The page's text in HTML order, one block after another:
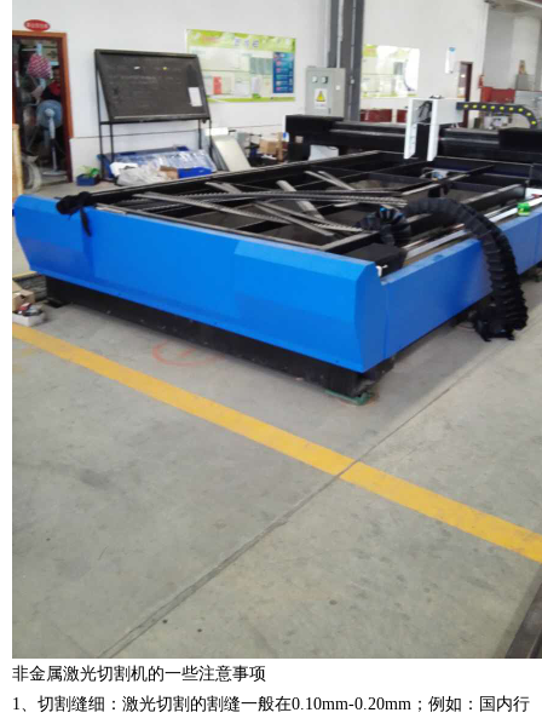
非金属激光切割机的一些注意事项
1、切割缝细：激光切割的割缝一般在0.10mm-0.20mm；例如：国内行